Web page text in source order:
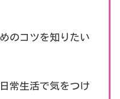
のコツを知りたい
常生活で気をつけ